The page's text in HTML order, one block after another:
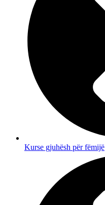
Kurse gjuhësh për fëmijë